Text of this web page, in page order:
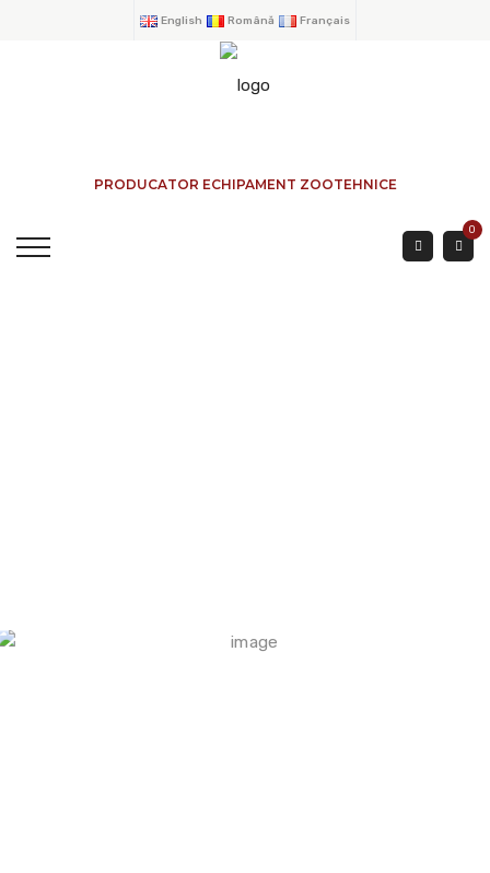
English Română Français
PRODUCATOR ECHIPAMENT ZOOTEHNICE
0